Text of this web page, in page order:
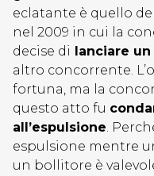
eclatante è quello
nel 2009 in cui la
decise di lanciare
altro concorrente.
fortuna, ma la
questo atto fu
all’espulsione.
espulsione mentre
un bollitore è